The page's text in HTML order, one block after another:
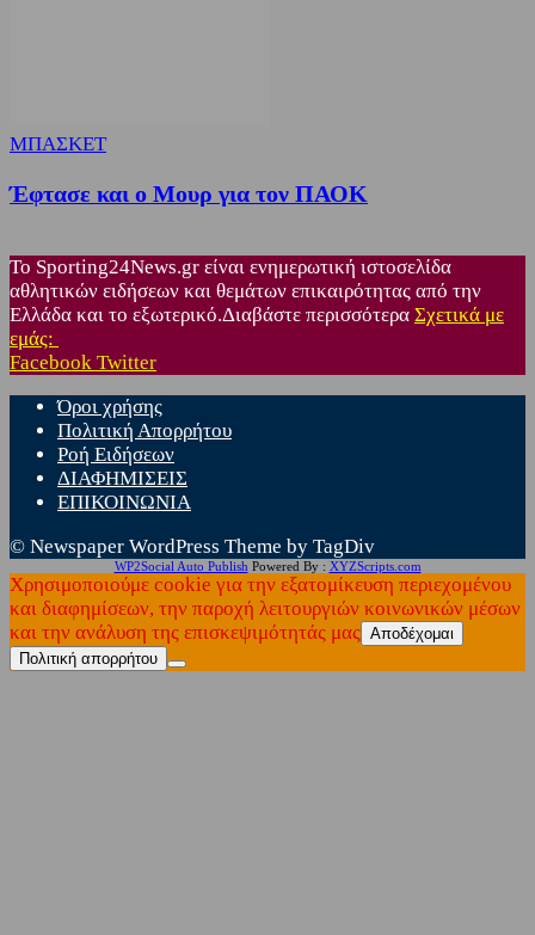
ΜΠΑΣΚΕΤ
Έφτασε και ο Μουρ για τον ΠΑΟΚ
Το Sporting24News.gr είναι ενημερωτική ιστοσελίδα
αθλητικών ειδήσεων και θεμάτων επικαιρότητας από την
Ελλάδα και το εξωτερικό.Διαβάστε περισσότερα Σχετικά με
εμάς:
Facebook Twitter
Όροι χρήσης
Πολιτική Απορρήτου
Ροή Ειδήσεων
ΔΙΑΦΗΜΙΣΕΙΣ
ΕΠΙΚΟΙΝΩΝΙΑ
© Newspaper WordPress Theme by TagDiv
WP2Social Auto Publish Powered By : XYZScripts.com
Χρησιμοποιούμε cookie για την εξατομίκευση περιεχομένου
και διαφημίσεων, την παροχή λειτουργιών κοινωνικών μέσων
και την ανάλυση της επισκεψιμότητάς μας Αποδέχομαι
Πολιτική απορρήτου